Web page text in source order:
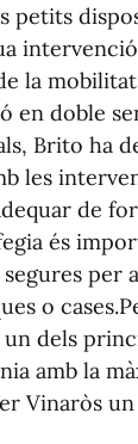
petits
la
doble
Brito ha
les
de
és
per
o
dels
amb la
Vinaròs